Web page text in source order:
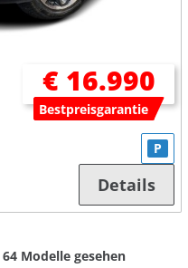
€ 16.990
Bestpreisgarantie
P
Details
64Modelle gesehen